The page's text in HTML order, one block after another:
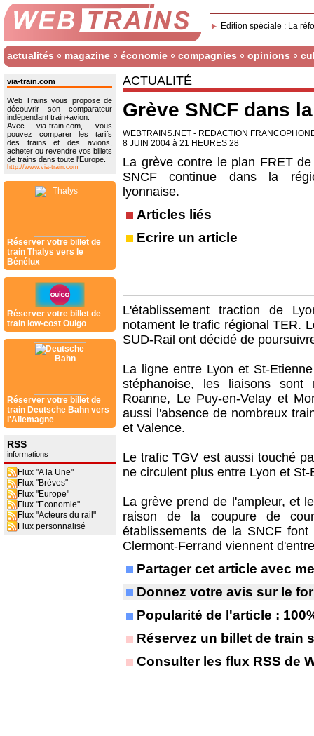
Edition spéciale : La
actualités magazine économie compagnies opinions
via-train.com
Web Trains vous propose de
découvrir son comparateur
indépendant train+avion.
Avec via-train.com, vous
pouvez comparer les tarifs
des trains et des avions,
acheter ou revendre vos billets
de trains dans toute l'Europe.
http://www.via-train.com
Réserver votre billet de
train Thalys vers le
Bénélux
Réserver votre billet de
train low-cost Ouigo
Réserver votre billet de
train Deutsche Bahn vers
l'Allemagne
RSS
informations
Flux "A la Une"
Flux "Brèves"
Flux "Europe"
Flux "Economie"
Flux "Acteurs du rail"
Flux personnalisé
ACTUALITÉ
Grève SNCF dans
WEBTRAINS.NET - REDACTION
8 JUIN 2004 à 21 HEURES 28
La grève contre le plan FRET
SNCF continue dans la
lyonnaise.
Articles liés
Ecrire un article
L'établissement traction de
notament le trafic régional TER.
SUD-Rail ont décidé de
La ligne entre Lyon et St-
stéphanoise, les liaisons
Roanne, Le Puy-en-Velay et
aussi l'absence de nombreux
et Valence.
Le trafic TGV est aussi touché
ne circulent plus entre Lyon et St-
La grève prend de l'ampleur, et
raison de la coupure de
établissements de la SNCF
Clermont-Ferrand viennent
Partager cet article avec
Donnez votre avis sur le
Popularité de l'article :
Réservez un billet de train
Consulter les flux RSS de